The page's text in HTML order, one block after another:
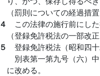
（罰則についての経過措置
４ この法律の施行前にし
（登録免許税法の一部改正
５ 登録免許税法（昭和四
別表第一第九号（六）
に改める。